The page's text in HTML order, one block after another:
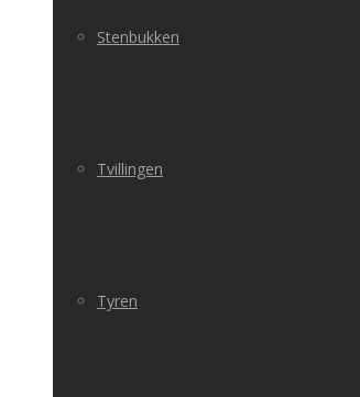
Stenbukken
Tvillingen
Tyren